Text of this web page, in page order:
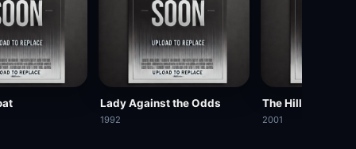
Lady Against the Odds
1992
The Hillside
2001